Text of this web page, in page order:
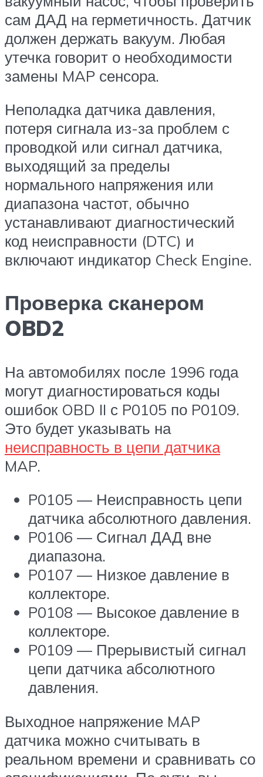
сам ДАД на герметичность. Датчик
должен держать вакуум. Любая
утечка говорит о необходимости
замены MAP сенсора.
Неполадка датчика давления,
потеря сигнала из-за проблем с
проводкой или сигнал датчика,
выходящий за пределы
нормального напряжения или
диапазона частот, обычно
устанавливают диагностический
код неисправности (DTC) и
включают индикатор Check Engine.
Проверка сканером
OBD2
На автомобилях после 1996 года
могут диагностироваться коды
ошибок OBD II с P0105 по P0109.
Это будет указывать на
неисправность в цепи датчика
MAP.
P0105 — Неисправность цепи
датчика абсолютного давления.
P0106 ​​— Сигнал ДАД вне
диапазона.
P0107 — Низкое давление в
коллекторе.
P0108 — Высокое давление в
коллекторе.
P0109 — Прерывистый сигнал
цепи датчика абсолютного
давления.
Выходное напряжение MAP
датчика можно считывать в
реальном времени и сравнивать со